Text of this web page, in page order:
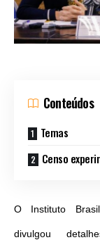
Conteúdos
Temas
Censo
O Instituto
divulgou